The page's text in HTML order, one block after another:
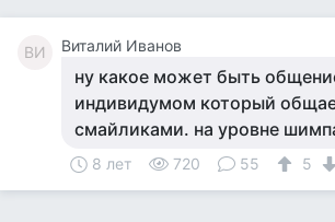
ВИ Виталий Иванов
ну какое может быть
индивидумом который
смайликами. на уровне
8 лет 720 55 5